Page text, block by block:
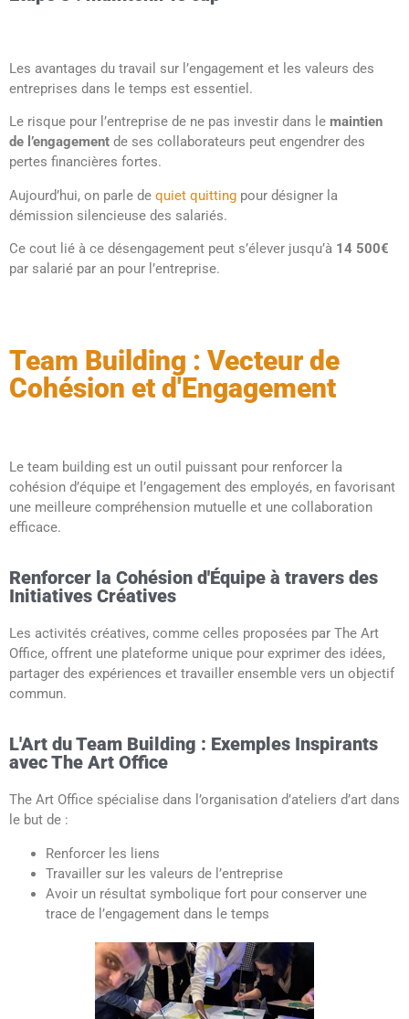
Les avantages du travail sur l’engagement et les valeurs des
entreprises dans le temps est essentiel.
Le risque pour l’entreprise de ne pas investir dans le maintien
de l’engagement de ses collaborateurs peut engendrer des
pertes financières fortes.
Aujourd’hui, on parle de quiet quitting pour désigner la
démission silencieuse des salariés.
Ce cout lié à ce désengagement peut s’élever jusqu’à 14 500€
par salarié par an pour l’entreprise.
Team Building : Vecteur de
Cohésion et d'Engagement
Le team building est un outil puissant pour renforcer la
cohésion d’équipe et l’engagement des employés, en favorisant
une meilleure compréhension mutuelle et une collaboration
efficace.
Renforcer la Cohésion d'Équipe à travers des
Initiatives Créatives
Les activités créatives, comme celles proposées par The Art
Office, offrent une plateforme unique pour exprimer des idées,
partager des expériences et travailler ensemble vers un objectif
commun.
L'Art du Team Building : Exemples Inspirants
avec The Art Office
The Art Office spécialise dans l’organisation d’ateliers d’art dans
le but de :
Renforcer les liens
Travailler sur les valeurs de l’entreprise
Avoir un résultat symbolique fort pour conserver une
trace de l’engagement dans le temps